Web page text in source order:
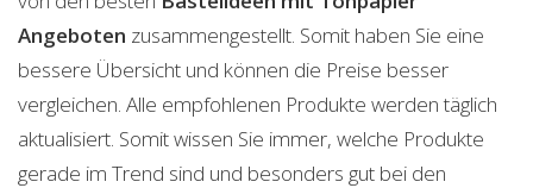
Angeboten zusammengestellt. Somit haben Sie eine
bessere Übersicht und können die Preise besser
vergleichen. Alle empfohlenen Produkte werden täglich
aktualisiert. Somit wissen Sie immer, welche Produkte
gerade im Trend sind und besonders gut bei den